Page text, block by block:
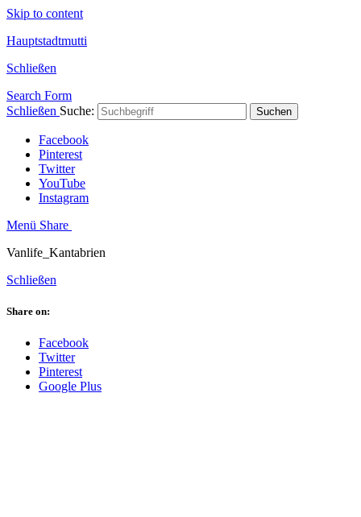
Skip to content
Hauptstadtmutti
Schließen
Search Form
Schließen Suche: Suchen
Facebook
Pinterest
Twitter
YouTube
Instagram
Menü Share
Vanlife_Kantabrien
Schließen
Share on:
Facebook
Twitter
Pinterest
Google Plus